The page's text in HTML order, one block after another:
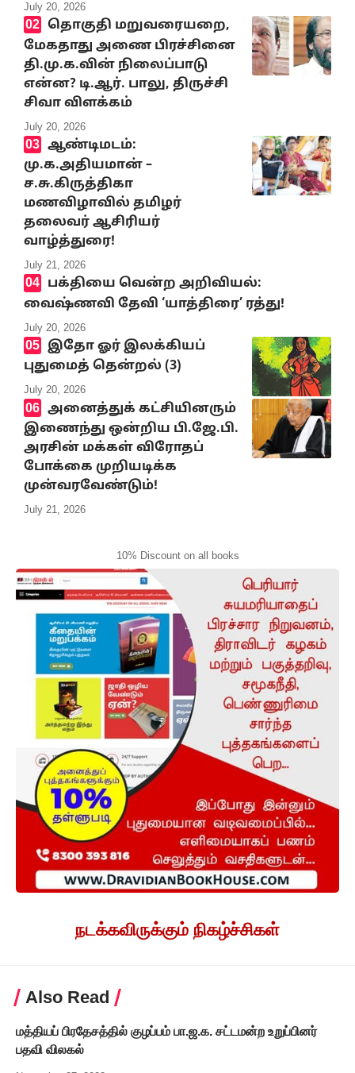
July 20, 2026
தொகுதி மறுவரையறை,
மேகதாது அணை பிரச்சினை
தி.மு.க.வின் நிலைப்பாடு
என்ன? டி.ஆர். பாலு, திருச்சி
சிவா விளக்கம்
July 20, 2026
ஆண்டிமடம்:
மு.க.அதியமான் –
ச.சு.கிருத்திகா
மணவிழாவில் தமிழர்
தலைவர் ஆசிரியர்
வாழ்த்துரை!
July 21, 2026
பக்தியை வென்ற அறிவியல்:
வைஷ்ணவி தேவி ‘யாத்திரை’ ரத்து!
July 20, 2026
இதோ ஓர் இலக்கியப்
புதுமைத் தென்றல் (3)
July 20, 2026
அனைத்துக் கட்சியினரும்
இணைந்து ஒன்றிய பி.ஜே.பி.
அரசின் மக்கள் விரோதப்
போக்கை முறியடிக்க
முன்வரவேண்டும்!
July 21, 2026
10% Discount on all books
நடக்கவிருக்கும் நிகழ்ச்சிகள்
Also Read
மத்தியப் பிரதேசத்தில் குழப்பம் பா.ஜ.க. சட்டமன்ற உறுப்பினர்
பதவி விலகல்